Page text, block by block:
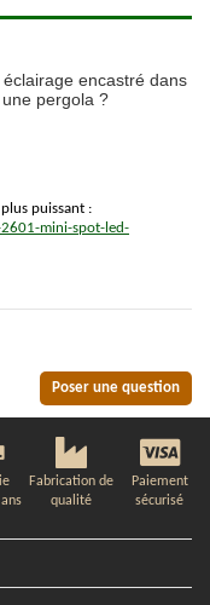
encastré dans
pergola ?
puissant :
mini-spot-led-
Poser une question
Fabrication de
qualité
Paiement
sécurisé